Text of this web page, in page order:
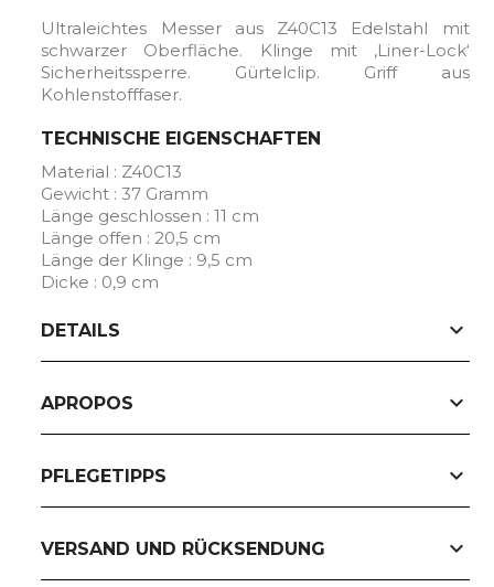
Ultraleichtes Messer aus Z40C13 Edelstahl mit
schwarzer Oberfläche. Klinge mit ‚Liner-Lock‘
Sicherheitssperre. Gürtelclip. Griff aus
Kohlenstofffaser.
TECHNISCHE EIGENSCHAFTEN
Material : Z40C13
Gewicht : 37 Gramm
Länge geschlossen : 11 cm
Länge offen : 20,5 cm
Länge der Klinge : 9,5 cm
Dicke : 0,9 cm
DETAILS expand_more
APROPOS expand_more
PFLEGETIPPS expand_more
VERSAND UND RÜCKSENDUNG expand_more